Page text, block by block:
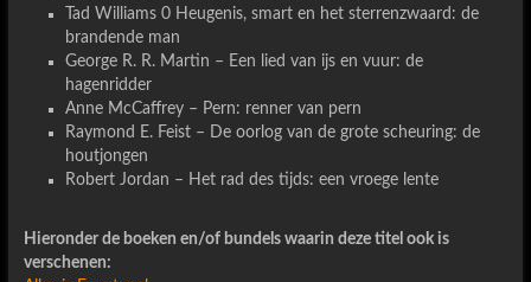
Tad Williams 0 Heugenis, smart en het sterrenzwaard: de
brandende man
George R. R. Martin – Een lied van ijs en vuur: de
hagenridder
Anne McCaffrey – Pern: renner van pern
Raymond E. Feist – De oorlog van de grote scheuring: de
houtjongen
Robert Jordan – Het rad des tijds: een vroege lente
Hieronder de boeken en/of bundels waarin deze titel ook is
verschenen: